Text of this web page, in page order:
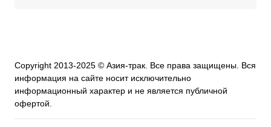
Copyright 2013-2025 © Азия-трак. Все права защищены. Вся
информация на сайте носит исключительно
информационный характер и не является публичной
офертой.